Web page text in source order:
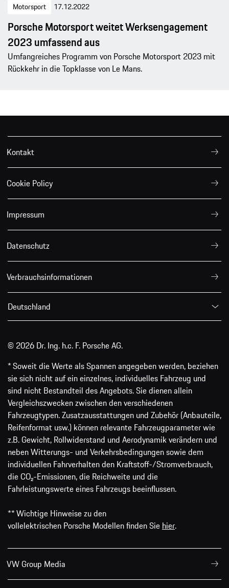
Motorsport 17.12.2022
Porsche Motorsport weitet Werksengagement
2023 umfassend aus
Umfangreiches Programm von Porsche Motorsport 2023 mit
Rückkehr in die Topklasse von Le Mans.
Kontakt
Cookie Policy
Impressum
Datenschutz
Verbrauchsinformationen
Deutschland
© 2026 Dr. Ing. h.c. F. Porsche AG.
* Soweit die Werte als Spannen angegeben werden, beziehen
sie sich nicht auf ein einzelnes, individuelles Fahrzeug und
sind nicht Bestandteil des Angebots. Sie dienen allein
Vergleichszwecken zwischen den verschiedenen
Fahrzeugtypen. Zusatzausstattungen und Zubehör (Anbauteile,
Reifenformat usw.) können relevante Fahrzeugparameter wie
z.B. Gewicht, Rollwiderstand und Aerodynamik verändern und
neben Witterungs- und Verkehrsbedingungen sowie dem
individuellen Fahrverhalten den Kraftstoff-/Stromverbrauch,
die CO₂-Emissionen, die Reichweite und die
Fahrleistungswerte eines Fahrzeugs beeinflussen.
** Wichtige Hinweise zu den
vollelektrischen Porsche Modellen finden Sie hier.
VW Group Media